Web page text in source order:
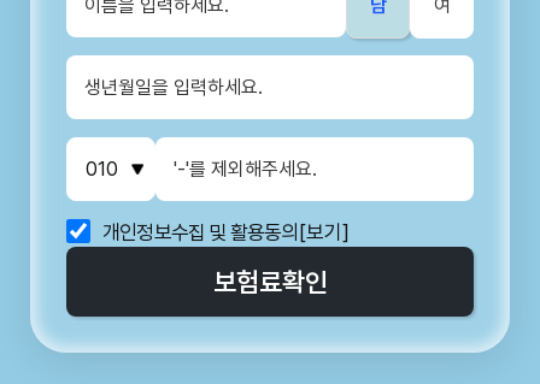
남 여
개인정보수집 및 활용동의 [보기]
보험료확인